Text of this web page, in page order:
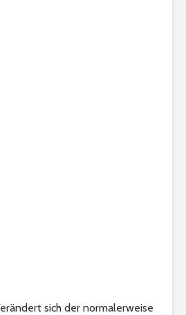
sich der normalerweise